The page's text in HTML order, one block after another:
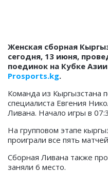
Женская сборная
сегодня, 13 июня,
поединок на Кубке
Prosports.kg.
Команда из Кыргызстана
специалиста Евгения
Ливана. Начало игры в
На групповом этапе
проиграли все пять
Сборная Ливана также
заняли 6 место.